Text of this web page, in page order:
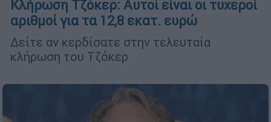
Κλήρωση Τζόκερ: Αυτοί είναι οι τυχεροί
αριθμοί για τα 12,8 εκατ. ευρώ
Δείτε αν κερδίσατε στην τελευταία
κλήρωση του Τζόκερ